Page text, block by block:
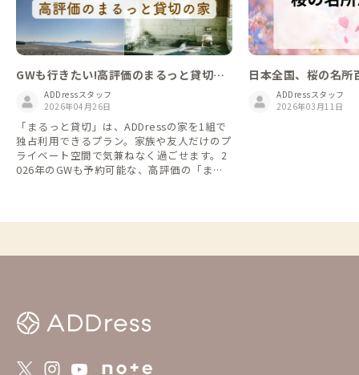
GWも行きたい!高評価のまるっと貸切の
家13選！2026
ADDressスタッフ
2026年04月26日
「まるっと貸切」は、ADDressの家を1組で
独占利用できるプラン。家族や友人だけのプ
ライベート空間で気兼ねなく過ごせます。2
026年のGWも予約可能な、高評価の「まる
日本全国、桜の名所
ADDressスタッフ
2026年03月11日